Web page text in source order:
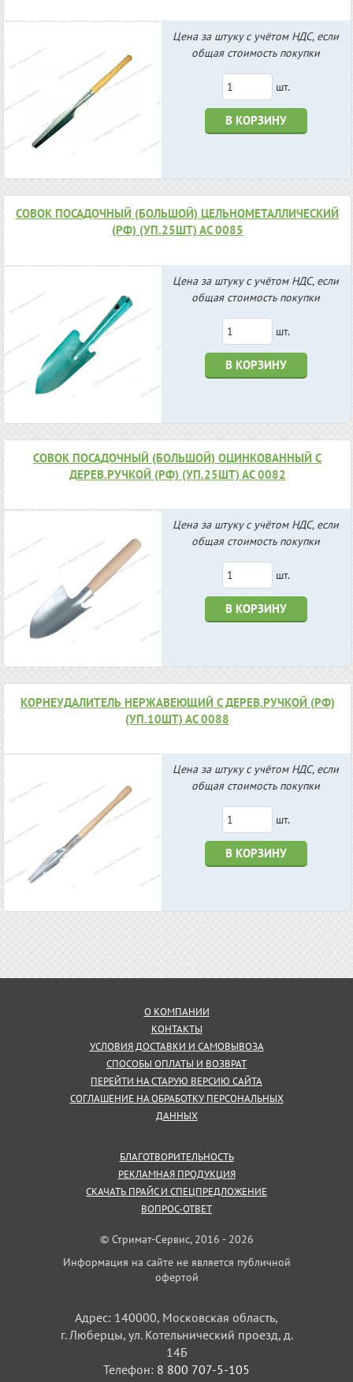
Цена за штуку с учётом НДС, если
общая стоимость покупки
шт.
В КОРЗИНУ
СОВОК ПОСАДОЧНЫЙ (БОЛЬШОЙ) ЦЕЛЬНОМЕТАЛЛИЧЕСКИЙ
(РФ) (УП.25ШТ) АС 0085
Цена за штуку с учётом НДС, если
общая стоимость покупки
шт.
В КОРЗИНУ
СОВОК ПОСАДОЧНЫЙ (БОЛЬШОЙ) ОЦИНКОВАННЫЙ С
ДЕРЕВ.РУЧКОЙ (РФ) (УП.25ШТ) АС 0082
Цена за штуку с учётом НДС, если
общая стоимость покупки
шт.
В КОРЗИНУ
КОРНЕУДАЛИТЕЛЬ НЕРЖАВЕЮЩИЙ С ДЕРЕВ.РУЧКОЙ (РФ)
(УП.10ШТ) АС 0088
Цена за штуку с учётом НДС, если
общая стоимость покупки
шт.
В КОРЗИНУ
О КОМПАНИИ
КОНТАКТЫ
УСЛОВИЯ ДОСТАВКИ И САМОВЫВОЗА
СПОСОБЫ ОПЛАТЫ И ВОЗВРАТ
ПЕРЕЙТИ НА СТАРУЮ ВЕРСИЮ САЙТА
СОГЛАШЕНИЕ НА ОБРАБОТКУ ПЕРСОНАЛЬНЫХ
ДАННЫХ
БЛАГОТВОРИТЕЛЬНОСТЬ
РЕКЛАМНАЯ ПРОДУКЦИЯ
СКАЧАТЬ ПРАЙС И СПЕЦПРЕДЛОЖЕНИЕ
ВОПРОС-ОТВЕТ
© Стримат-Сервис, 2016 - 2026
Информация на сайте не является публичной
офертой
Адрес: 140000, Московская область,
г. Люберцы, ул. Котельнический проезд, д.
14Б
Телефон: 8 800 707-5-105